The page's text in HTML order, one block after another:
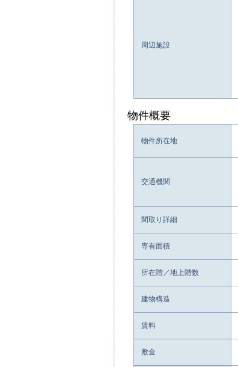
周辺施設
物件概要
物件所在地
交通機関
間取り詳細
専有面積
所在階／地上階数
建物構造
賃料
敷金